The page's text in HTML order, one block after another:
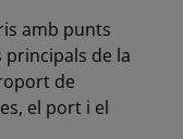
amb punts
principals de la
de
el port i el